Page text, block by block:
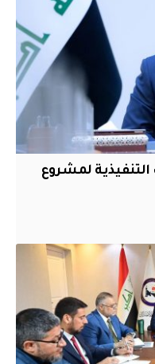
التنفيذية لمشروع